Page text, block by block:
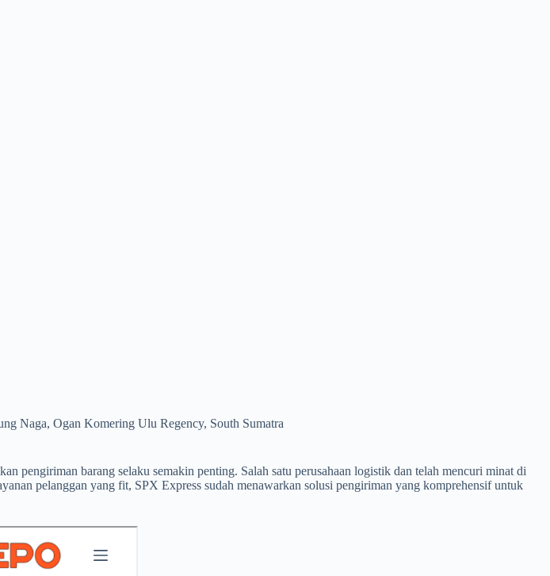
Naga, Ogan Komering Ulu Regency, South Sumatra
pengiriman barang selaku semakin penting. Salah satu perusahaan logistik dan telah mencuri minat di
pelanggan yang fit, SPX Express sudah menawarkan solusi pengiriman yang komprehensif untuk